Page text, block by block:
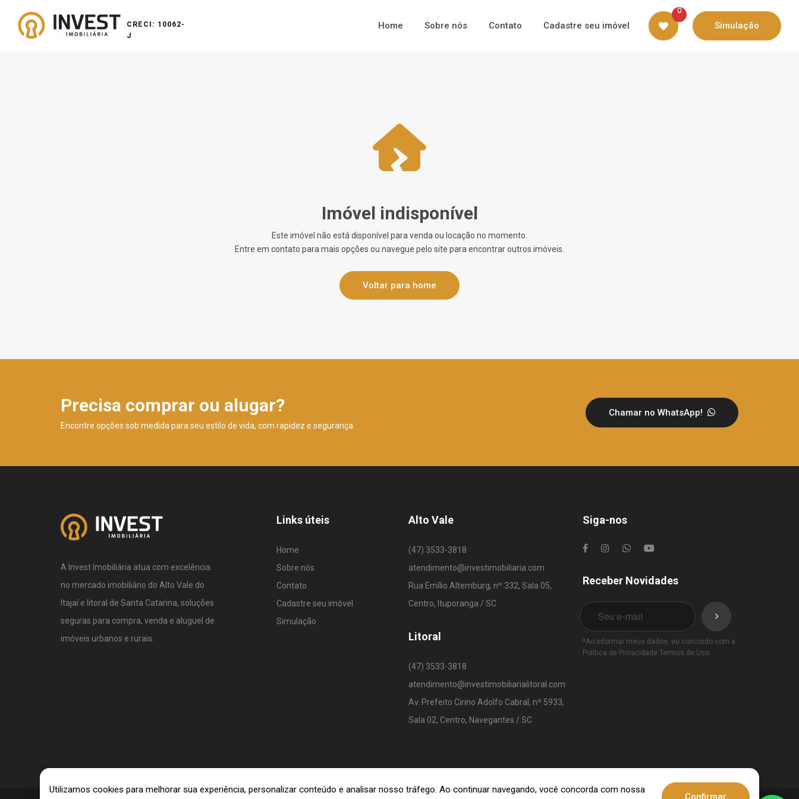
CRECI: 10062-
J
Home Sobre nós Contato Cadastre seu imóvel
0
Simulação
Imóvel indisponível
Este imóvel não está disponível para venda ou locação no momento.
Entre em contato para mais opções ou navegue pelo site para encontrar outros imóveis.
Voltar para home
Precisa comprar ou alugar?
Encontre opções sob medida para seu estilo de vida, com rapidez e segurança.
Chamar no WhatsApp!
A Invest Imobiliária atua com excelência
no mercado imobiliário do Alto Vale do
Itajaí e litoral de Santa Catarina, soluções
seguras para compra, venda e aluguel de
imóveis urbanos e rurais.
Links úteis
Home
Sobre nós
Contato
Cadastre seu imóvel
Simulação
Alto Vale
(47) 3533-3818
atendimento@investimobiliaria.com
Rua Emílio Altemburg, nº 332, Sala 05,
Centro, Ituporanga / SC
Litoral
(47) 3533-3818
atendimento@investimobiliarialitoral.com
Av. Prefeito Cirino Adolfo Cabral, nº 5933,
Sala 02, Centro, Navegantes / SC
Siga-nos
Receber Novidades
*Ao informar meus dados, eu concordo com a
Política de Privacidade Termos de Uso.
Utilizamos cookies para melhorar sua experiência, personalizar conteúdo e analisar nosso tráfego. Ao continuar navegando, você concorda com nossa
Confirmar